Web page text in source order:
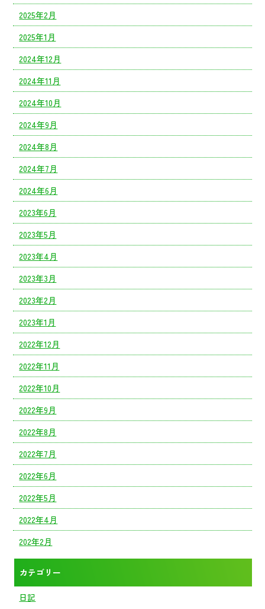
2025年2月
2025年1月
2024年12月
2024年11月
2024年10月
2024年9月
2024年8月
2024年7月
2024年6月
2023年6月
2023年5月
2023年4月
2023年3月
2023年2月
2023年1月
2022年12月
2022年11月
2022年10月
2022年9月
2022年8月
2022年7月
2022年6月
2022年5月
2022年4月
202年2月
カテゴリー
日記